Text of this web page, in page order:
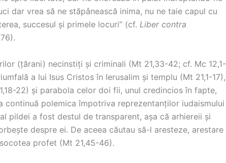
dar vrea să ne stăpânească inima, nu ne taie capul cu
succesul și primele locuri” (cf. Liber contra
(țărani) necinstiți și criminali (Mt 21,33-42; cf. Mc 12,1-
a lui Isus Cristos în Ierusalim și templu (Mt 21,1-17),
22) și parabola celor doi fii, unul credincios în fapte,
continuă polemica împotriva reprezentanților iudaismului
pildei a fost destul de transparent, așa că arhiereii și
despre ei. De aceea căutau să-l aresteze, arestare
profet (Mt 21,45-46).